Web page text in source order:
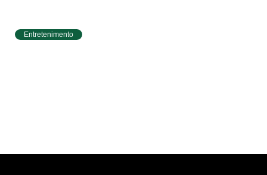
Entretenimento